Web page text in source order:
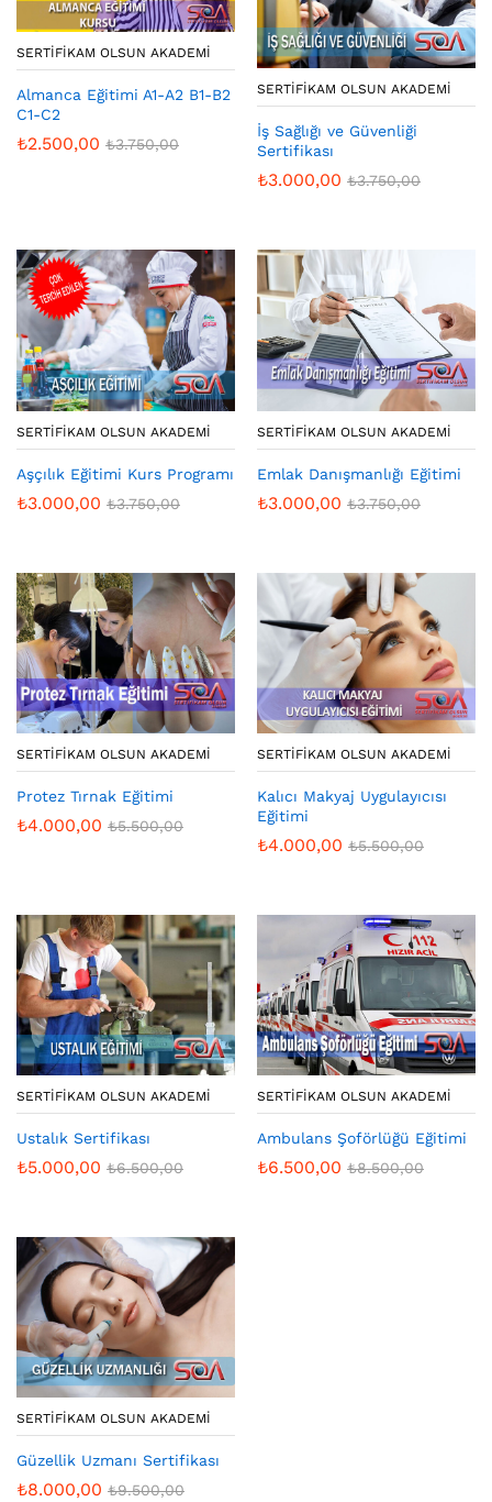
SERTIFIKAM OLSUN AKADEMI
Almanca Eğitimi A1-A2 B1-B2
C1-C2
₺2.500,00 ₺3.750,00
SERTIFIKAM OLSUN AKADEMI
İş Sağlığı ve Güvenliği
Sertifikası
₺3.000,00 ₺3.750,00
SERTIFIKAM OLSUN AKADEMI
Aşçılık Eğitimi Kurs Programı
₺3.000,00 ₺3.750,00
SERTIFIKAM OLSUN AKADEMI
Emlak Danışmanlığı Eğitimi
₺3.000,00 ₺3.750,00
SERTIFIKAM OLSUN AKADEMI
Protez Tırnak Eğitimi
₺4.000,00 ₺5.500,00
SERTIFIKAM OLSUN AKADEMI
Kalıcı Makyaj Uygulayıcısı
Eğitimi
₺4.000,00 ₺5.500,00
SERTIFIKAM OLSUN AKADEMI
Ustalık Sertifikası
₺5.000,00 ₺6.500,00
SERTIFIKAM OLSUN AKADEMI
Ambulans Şoförlüğü Eğitimi
₺6.500,00 ₺8.500,00
SERTIFIKAM OLSUN AKADEMI
Güzellik Uzmanı Sertifikası
₺8.000,00 ₺9.500,00